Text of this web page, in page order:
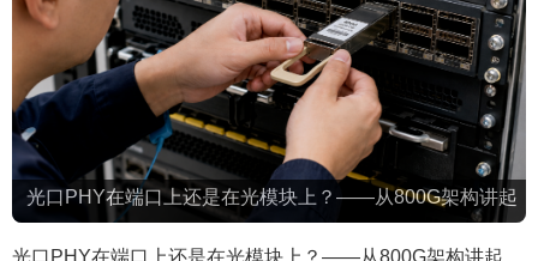
光口PHY在端口上还是在光模块上？——从800G架构讲起
光口PHY在端口上还是在光模块上？——从800G架构讲起